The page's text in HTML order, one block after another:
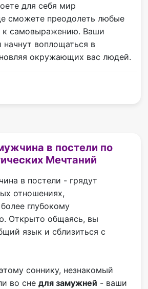
для себя мир
сможете преодолеть любые
к самовыражению. Ваши
воплощаться в
окружающих вас людей.
в постели по
Мечтаний
в постели - грядут
отношениях,
глубокому
Открыто общаясь, вы
язык и сблизиться с
соннику, незнакомый
во сне для замужней - ваши